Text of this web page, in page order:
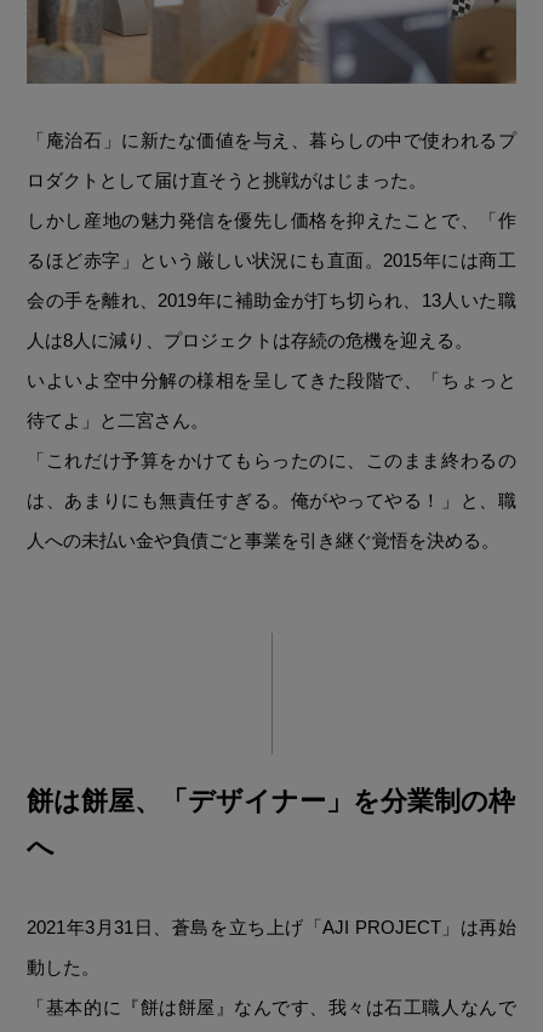
「庵治石」に新たな価値を与え、暮らしの中で使われるプ
ロダクトとして届け直そうと挑戦がはじまった。
しかし産地の魅力発信を優先し価格を抑えたことで、「作
るほど赤字」という厳しい状況にも直面。2015年には商工
会の手を離れ、2019年に補助金が打ち切られ、13人いた職
人は8人に減り、プロジェクトは存続の危機を迎える。
いよいよ空中分解の様相を呈してきた段階で、「ちょっと
待てよ」と二宮さん。
「これだけ予算をかけてもらったのに、このまま終わるの
は、あまりにも無責任すぎる。俺がやってやる！」と、職
人への未払い金や負債ごと事業を引き継ぐ覚悟を決める。
餅は餅屋、「デザイナー」を分業制の枠
へ
2021年3月31日、蒼島を立ち上げ「AJI PROJECT」は再始
動した。
「基本的に『餅は餅屋』なんです、我々は石工職人なんで